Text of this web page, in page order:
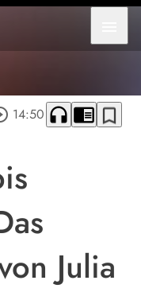
14:50 headphones chrome_reader_mode bookmark_border
Julia